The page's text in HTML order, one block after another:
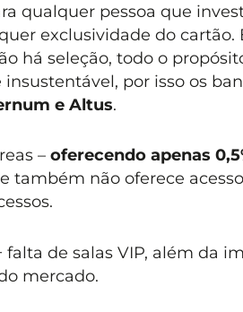
qualquer pessoa que
exclusividade do
há seleção, todo o
por isso os
e Altus.
– oferecendo apenas
também não oferece
de salas VIP, além da
mercado.